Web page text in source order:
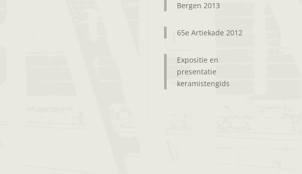
Bergen 2013
65e Artiekade 2012
Expositie en
presentatie
keramistengids